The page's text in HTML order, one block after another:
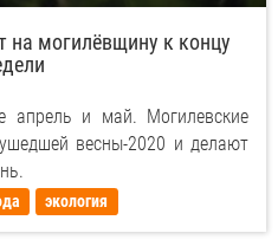
на могилёвщину к концу
апрель и май. Могилевские
весны-2020 и делают
экология